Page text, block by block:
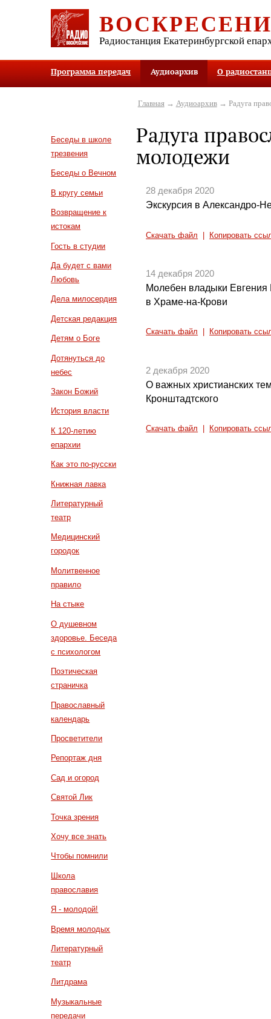
Радиостанция Екатеринбургской
Программа передач Аудиоархив О
Беседы в школе
трезвения
Беседы о Вечном
В кругу семьи
Возвращение к
истокам
Гость в студии
Да будет с вами
Любовь
Дела милосердия
Детская редакция
Детям о Боге
Дотянуться до
небес
Закон Божий
История власти
К 120-летию
епархии
Как это по-русски
Книжная лавка
Литературный
театр
Медицинский
городок
Молитвенное
правило
На стыке
О душевном
здоровье. Беседа
с психологом
Поэтическая
страничка
Православный
календарь
Просветители
Репортаж дня
Сад и огород
Святой Лик
Точка зрения
Хочу все знать
Чтобы помнили
Школа
православия
Я - молодой!
Время молодых
Литературный
театр
Литдрама
Музыкальные
передачи
Главная→ Аудиоархив→ Радуга
Радуга
молодежи
28 декабря 2020
Экскурсия в Александро-
Скачать файл Копировать
14 декабря 2020
Молебен владыки
в Храме-на-Крови
Скачать файл Копировать
2 декабря 2020
О важных христианских
Кронштадтского
Скачать файл Копировать